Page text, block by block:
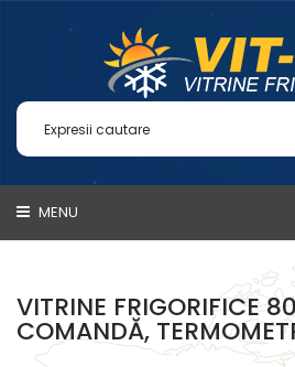
MENU
VITRINE FRIGORIFICE
COMANDĂ,